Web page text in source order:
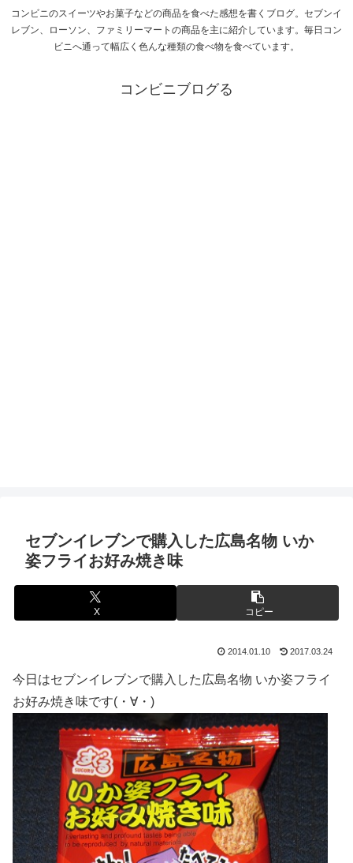
コンビニのスイーツやお菓子などの商品を食べた感想を書くブログ。セブンイ
レブン、ローソン、ファミリーマートの商品を主に紹介しています。毎日コン
ビニへ通って幅広く色んな種類の食べ物を食べています。
コンビニブログる
セブンイレブンで購入した広島名物 いか
姿フライお好み焼き味
X コピー
2014.01.10 2017.03.24
今日はセブンイレブンで購入した広島名物 いか姿フライ
お好み焼き味です(・∀・)